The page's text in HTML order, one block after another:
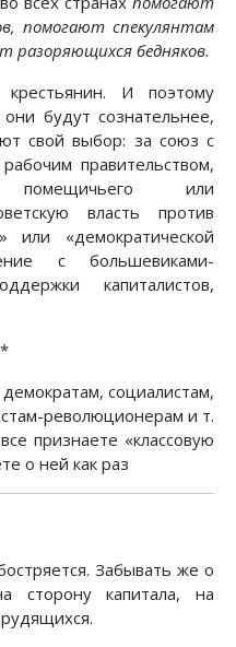
помогают спекулянтам
разоряющихся бедняков.
И поэтому
будут сознательнее,
свой выбор: за союз с
правительством,
помещичьего или
власть против
или «демократической
с большевиками-
капиталистов,
социалистам,
революционерам и т.
признаете «классовую
о ней как раз
Забывать же о
сторону капитала, на